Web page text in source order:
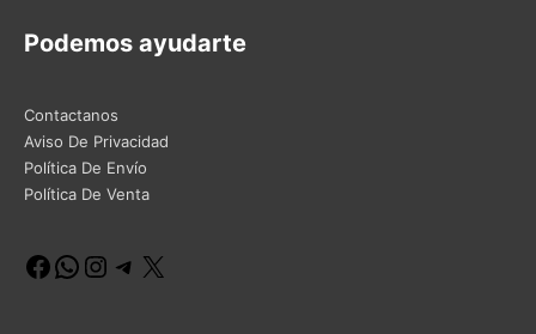
Podemos ayudarte
Contactanos
Aviso De Privacidad
Política De Envío
Política De Venta
Facebook
WhatsApp
Instagram
Telegram